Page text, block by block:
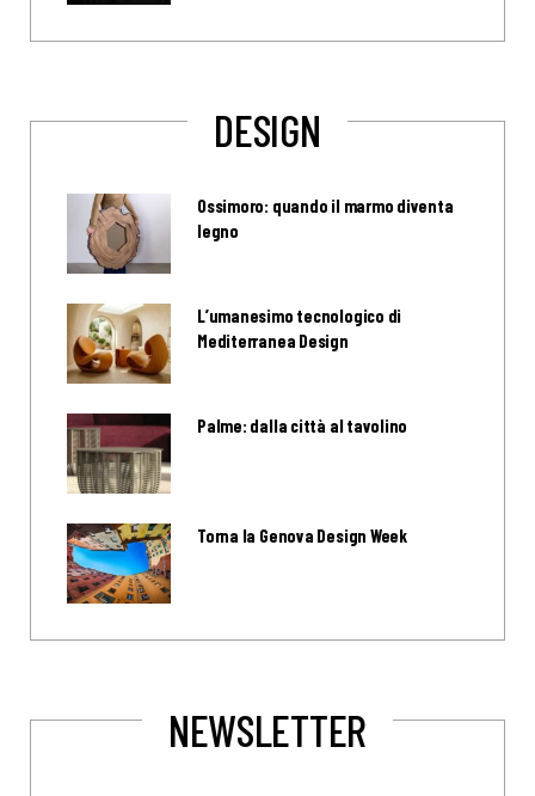
DESIGN
Ossimoro: quando il marmo diventa
legno
L’umanesimo tecnologico di
Mediterranea Design
Palme: dalla città al tavolino
Torna la Genova Design Week
NEWSLETTER